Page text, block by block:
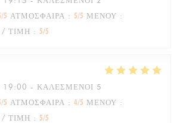
/5 ΑΤΜΌΣΦΑΙΡΑ : 5/5 ΜΕΝΟΎ :
/ ΤΙΜΉ : 5/5
19:00 - ΚΑΛΕΣΜΈΝΟΙ 5
/5 ΑΤΜΌΣΦΑΙΡΑ : 4/5 ΜΕΝΟΎ :
/ ΤΙΜΉ : 5/5